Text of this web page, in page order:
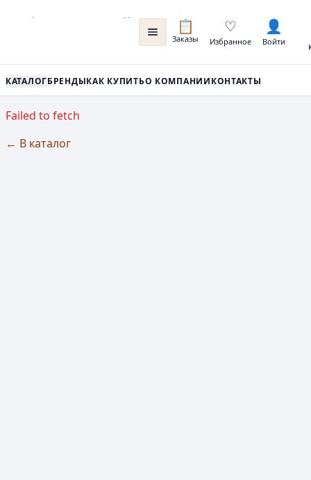
📋
Заказы
♡
Избранное
👤
Войти
КАТАЛОГБРЕНДЫКАК КУПИТЬО КОМПАНИИКОНТАКТЫ
Failed to fetch
← В каталог